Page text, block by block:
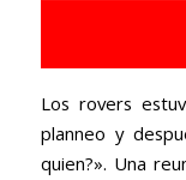
Los rovers
planneo y
quien?». Una